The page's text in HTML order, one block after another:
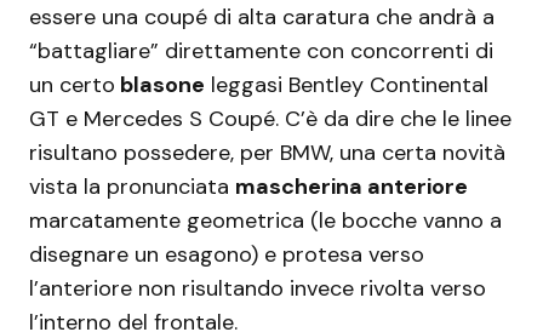
essere una coupé di alta caratura che andrà a
“battagliare” direttamente con concorrenti di
un certo blasone leggasi Bentley Continental
GT e Mercedes S Coupé. C’è da dire che le linee
risultano possedere, per BMW, una certa novità
vista la pronunciata mascherina anteriore
marcatamente geometrica (le bocche vanno a
disegnare un esagono) e protesa verso
l’anteriore non risultando invece rivolta verso
l’interno del frontale.